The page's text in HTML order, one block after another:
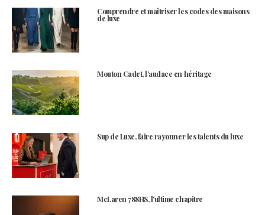
Comprendre et maîtriser les codes des maisons
de luxe
Mouton Cadet, l’audace en héritage
Sup de Luxe, faire rayonner les talents du luxe
McLaren 788HS, l’ultime chapitre